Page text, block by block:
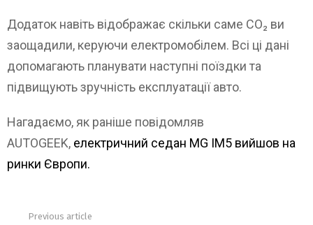
Додаток навіть відображає скільки саме CO₂ ви
заощадили, керуючи електромобілем. Всі ці дані
допомагають планувати наступні поїздки та
підвищують зручність експлуатації авто.
Нагадаємо, як раніше повідомляв
AUTOGEEK, електричний седан MG IM5 вийшов на
ринки Європи.
Previous article